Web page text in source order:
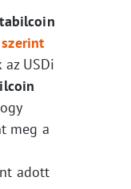
USDi
meg a
adott